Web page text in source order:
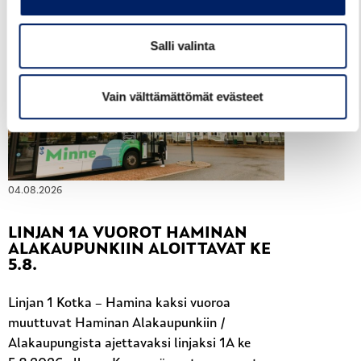
Salli valinta
Vain välttämättömät evästeet
04.08.2026
LINJAN 1A VUOROT HAMINAN
ALAKAUPUNKIIN ALOITTAVAT KE
5.8.
Linjan 1 Kotka – Hamina kaksi vuoroa
muuttuvat Haminan Alakaupunkiin /
Alakaupungista ajettavaksi linjaksi 1A ke